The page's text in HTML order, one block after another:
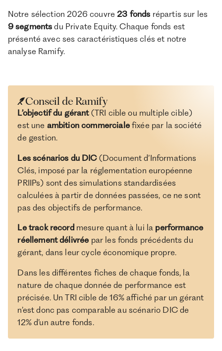
Notre sélection 2026 couvre 23 fonds répartis sur les
9 segments du Private Equity. Chaque fonds est
présenté avec ses caractéristiques clés et notre
analyse Ramify.
Conseil de Ramify
L’objectif du gérant(TRI cible ou multiple cible)
est une ambition commercialefixée par la société
de gestion.
Les scénarios du DIC(Document d’Informations
Clés, imposé par la réglementation européenne
PRIIPs) sont des simulations standardisées
calculées à partir de données passées, ce ne sont
pas des objectifs de performance.
Le track record mesure quant à lui la performance
réellement délivrée par les fonds précédents du
gérant, dans leur cycle économique propre.
Dans les différentes fiches de chaque fonds, la
nature de chaque donnée de performance est
précisée. Un TRI cible de 16% affiché par un gérant
n’est donc pas comparable au scénario DIC de
12% d’un autre fonds.